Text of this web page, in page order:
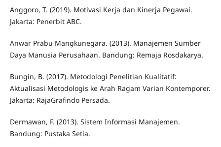
Anggoro, T. (2019). Motivasi Kerja dan Kinerja Pegawai.
Jakarta: Penerbit ABC.
Anwar Prabu Mangkunegara. (2013). Manajemen Sumber
Daya Manusia Perusahaan. Bandung: Remaja Rosdakarya.
Bungin, B. (2017). Metodologi Penelitian Kualitatif:
Aktualisasi Metodologis ke Arah Ragam Varian Kontemporer.
Jakarta: RajaGrafindo Persada.
Dermawan, F. (2013). Sistem Informasi Manajemen.
Bandung: Pustaka Setia.